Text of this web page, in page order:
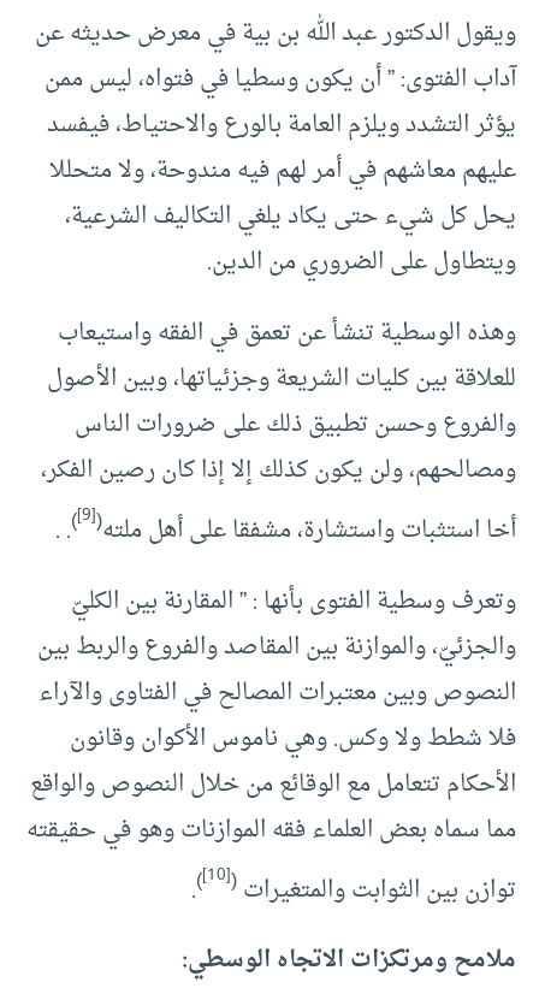
ويقول الدكتور عبد الله بن بية في معرض حديثه عن
آداب الفتوى: ” أن يكون وسطيا في فتواه، ليس ممن
يؤثر التشدد ويلزم العامة بالورع والاحتياط، فيفسد
عليهم معاشهم في أمر لهم فيه مندوحة، ولا متحللا
يحل كل شيء حتى يكاد يلغي التكاليف الشرعية،
ويتطاول على الضروري من الدين.
وهذه الوسطية تنشأ عن تعمق في الفقه واستيعاب
للعلاقة بين كليات الشريعة وجزئياتها، وبين الأصول
والفروع وحسن تطبيق ذلك على ضرورات الناس
ومصالحهم، ولن يكون كذلك إلا إذا كان رصين الفكر،
أخا استثبات واستشارة، مشفقا على أهل ملته(
[9]
)
. .
وتعرف وسطية الفتوى بأنها : ” المقارنة بين الكليّ
والجزئيّ، والموازنة بين المقاصد والفروع والربط بين
النصوص وبين معتبرات المصالح في الفتاوى والآراء
فلا شطط ولا وكس. وهي ناموس الأكوان وقانون
الأحكام تتعامل مع الوقائع من خلال النصوص والواقع
مما سماه بعض العلماء فقه الموازنات وهو في حقيقته
توازن بين الثوابت والمتغيرات (
[10]
)
.
ملامح ومرتكزات الاتجاه الوسطي: